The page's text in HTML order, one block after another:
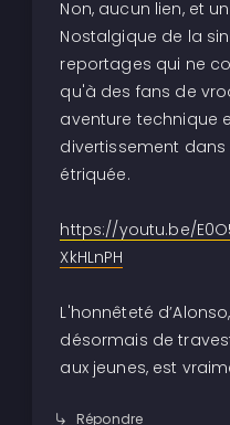
Non, aucun lien, et
Nostalgique de la
reportages qui ne
qu'à des fans de
aventure technique
divertissement
étriquée.
https://youtu.be/
XkHLnPH
L'honnêteté
désormais de
aux jeunes, est
Répondre